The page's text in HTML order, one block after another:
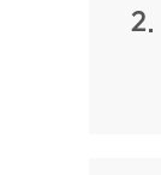
2